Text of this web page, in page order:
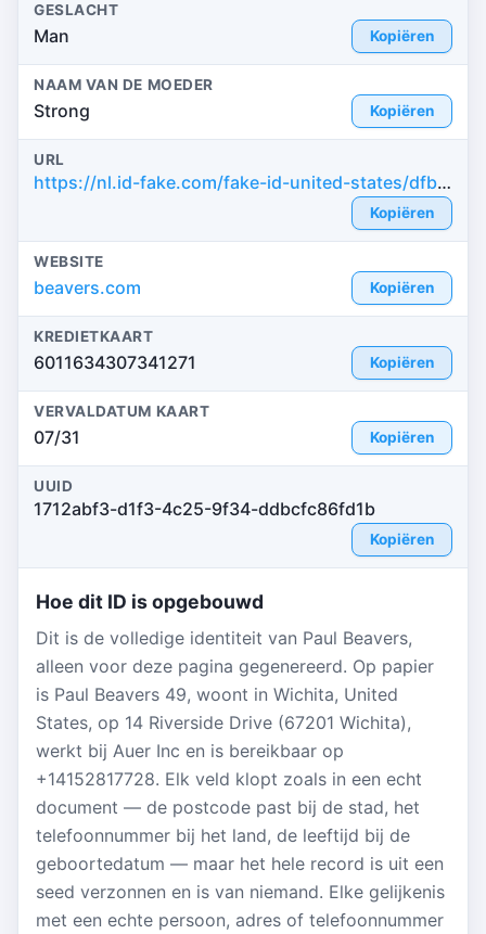
GESLACHT
Man Kopiëren
NAAM VAN DE MOEDER
Strong Kopiëren
URL
https://nl.id-fake.com/fake-id-united-states/dfb89c9f3427c85a01d8dae05760ae67
Kopiëren
WEBSITE
beavers.com Kopiëren
KREDIETKAART
6011634307341271 Kopiëren
VERVALDATUM KAART
07/31 Kopiëren
UUID
1712abf3-d1f3-4c25-9f34-ddbcfc86fd1b
Kopiëren
Hoe dit ID is opgebouwd
Dit is de volledige identiteit van Paul Beavers,
alleen voor deze pagina gegenereerd. Op papier
is Paul Beavers 49, woont in Wichita, United
States, op 14 Riverside Drive (67201 Wichita),
werkt bij Auer Inc en is bereikbaar op
+14152817728. Elk veld klopt zoals in een echt
document — de postcode past bij de stad, het
telefoonnummer bij het land, de leeftijd bij de
geboortedatum — maar het hele record is uit een
seed verzonnen en is van niemand. Elke gelijkenis
met een echte persoon, adres of telefoonnummer